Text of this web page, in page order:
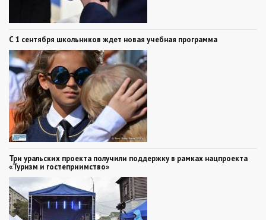
С 1 сентября школьников ждет новая учебная программа
Три уральских проекта получили поддержку в рамках нацпроекта
«Туризм и гостеприимство»